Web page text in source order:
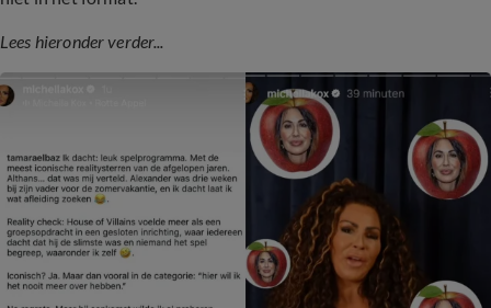
Lees hieronder verder...